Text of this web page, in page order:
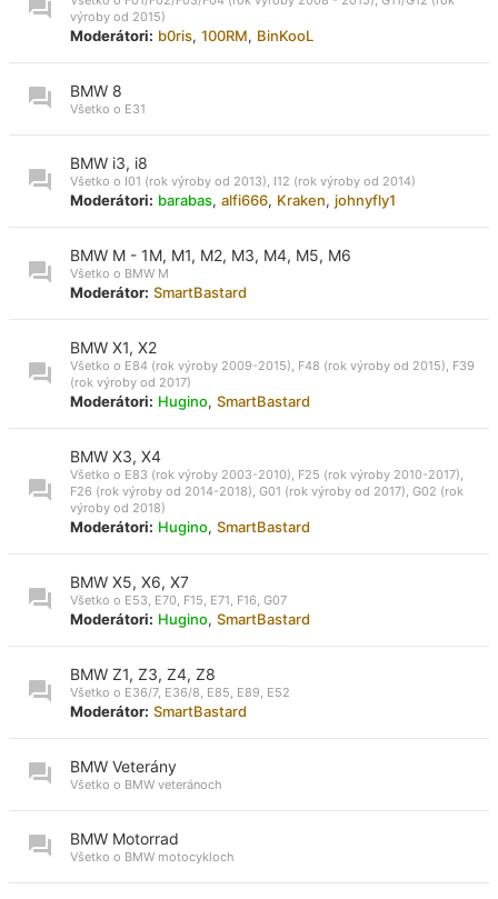
výroby od 2015)
Moderátori: b0ris, 100RM, BinKooL
BMW 8
Všetko o E31
BMW i3, i8
Všetko o I01 (rok výroby od 2013), I12 (rok výroby od 2014)
Moderátori: barabas, alfi666, Kraken, johnyfly1
BMW M - 1M, M1, M2, M3, M4, M5, M6
Všetko o BMW M
Moderátor: SmartBastard
BMW X1, X2
Všetko o E84 (rok výroby 2009-2015), F48 (rok výroby od 2015), F39
(rok výroby od 2017)
Moderátori: Hugino, SmartBastard
BMW X3, X4
Všetko o E83 (rok výroby 2003-2010), F25 (rok výroby 2010-2017),
F26 (rok výroby od 2014-2018), G01 (rok výroby od 2017), G02 (rok
výroby od 2018)
Moderátori: Hugino, SmartBastard
BMW X5, X6, X7
Všetko o E53, E70, F15, E71, F16, G07
Moderátori: Hugino, SmartBastard
BMW Z1, Z3, Z4, Z8
Všetko o E36/7, E36/8, E85, E89, E52
Moderátor: SmartBastard
BMW Veterány
Všetko o BMW veteránoch
BMW Motorrad
Všetko o BMW motocykloch